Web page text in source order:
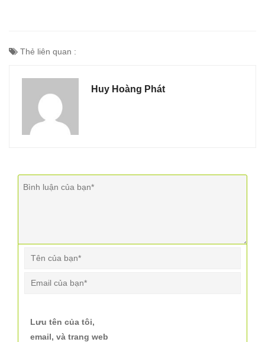
Thẻ liên quan :
Huy Hoàng Phát
Lưu tên của tôi,
email, và trang web